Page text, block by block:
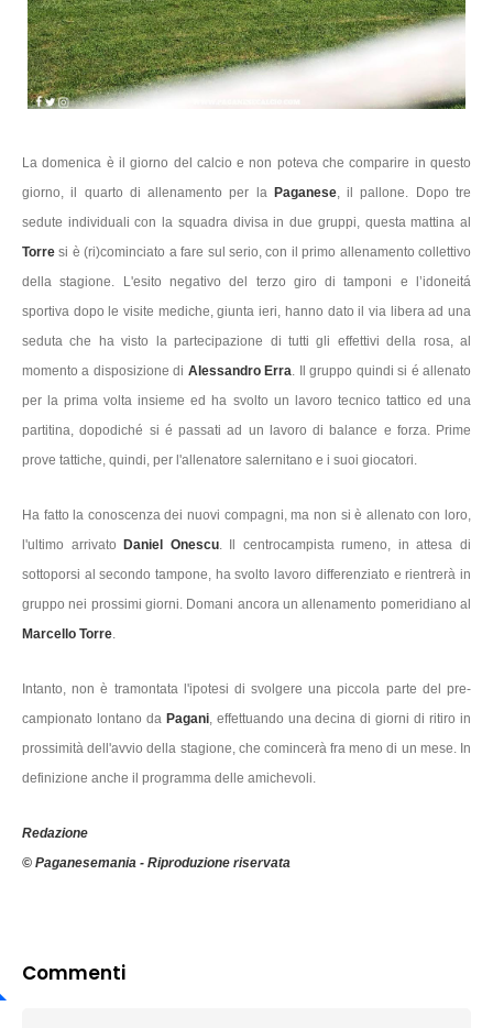
La domenica è il giorno del calcio e non poteva che comparire in questo
giorno, il quarto di allenamento per la Paganese, il pallone. Dopo tre
sedute individuali con la squadra divisa in due gruppi, questa mattina al
Torresi è (ri)cominciato a fare sul serio, con il primo allenamento collettivo
della stagione. L'esito negativo del terzo giro di tamponi e l’idoneitá
sportiva dopo le visite mediche, giunta ieri, hanno dato il via libera ad una
seduta che ha visto la partecipazione di tutti gli effettivi della rosa, al
momento a disposizione di Alessandro Erra. Il gruppo quindi si é allenato
per la prima volta insieme ed ha svolto un lavoro tecnico tattico ed una
partitina, dopodiché si é passati ad un lavoro di balance e forza. Prime
prove tattiche, quindi, per l'allenatore salernitano e i suoi giocatori.
Ha fatto la conoscenza dei nuovi compagni, ma non si è allenato con loro,
l'ultimo arrivato
Daniel Onescu. Il centrocampista rumeno, in attesa di
sottoporsi al secondo tampone, ha svolto lavoro differenziato e rientrerà in
gruppo nei prossimi giorni. Domani ancora un allenamento pomeridiano al
Marcello Torre.
Intanto, non è tramontata l'ipotesi di svolgere una piccola parte del pre-
campionato lontano da Pagani, effettuando una decina di giorni di ritiro in
prossimità dell'avvio della stagione, che comincerà fra meno di un mese. In
definizione anche il programma delle amichevoli.
Redazione
© Paganesemania - Riproduzione riservata
Commenti